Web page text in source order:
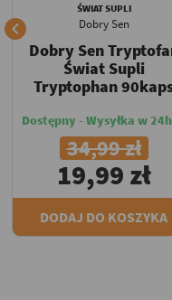

ŚWIAT SUPLI
Dobry Sen
Dobry Sen
Świat Supli
Tryptophan
Dostępny - Wysyłka w
34,99 zł
19,99 zł
DODAJ DO KOSZYKA